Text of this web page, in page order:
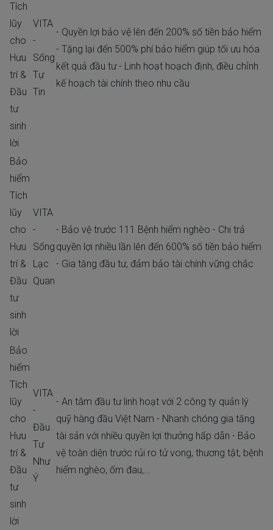
Tích
lũy
cho
Hưu
trí &
Đầu
tư
sinh
lời
VITA
-
Sống
Tự
Tin
- Quyền lợi bảo vệ lên đến 200% số tiền bảo hiểm
- Tặng lại đến 500% phí bảo hiểm giúp tối ưu hóa
kết quả đầu tư - Linh hoạt hoạch định, điều chỉnh
kế hoạch tài chính theo nhu cầu
Bảo
hiểm
Tích
lũy
cho
Hưu
trí &
Đầu
tư
sinh
lời
VITA
-
Sống
Lạc
Quan
- Bảo vệ trước 111 Bệnh hiểm nghèo - Chi trả
quyền lợi nhiều lần lên đến 600% số tiền bảo hiểm
- Gia tăng đầu tư, đảm bảo tài chính vững chắc
Bảo
hiểm
Tích
lũy
cho
Hưu
trí &
Đầu
tư
sinh
lời
VITA
-
Đầu
Tư
Như
Ý
- An tâm đầu tư linh hoạt với 2 công ty quản lý
quỹ hàng đầu Việt Nam - Nhanh chóng gia tăng
tài sản với nhiều quyền lợi thưởng hấp dẫn - Bảo
vệ toàn diện trước rủi ro tử vong, thương tật, bệnh
hiểm nghèo, ốm đau,...